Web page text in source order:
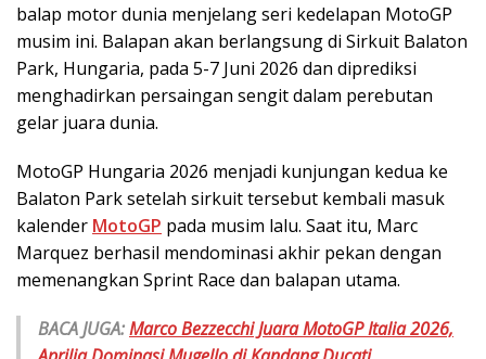
balap motor dunia menjelang seri kedelapan MotoGP
musim ini. Balapan akan berlangsung di Sirkuit Balaton
Park, Hungaria, pada 5-7 Juni 2026 dan diprediksi
menghadirkan persaingan sengit dalam perebutan
gelar juara dunia.
MotoGP Hungaria 2026 menjadi kunjungan kedua ke
Balaton Park setelah sirkuit tersebut kembali masuk
kalender MotoGP pada musim lalu. Saat itu, Marc
Marquez berhasil mendominasi akhir pekan dengan
memenangkan Sprint Race dan balapan utama.
BACA JUGA:Marco Bezzecchi Juara MotoGP Italia 2026,